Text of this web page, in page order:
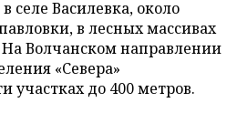
селе Василевка, около
в лесных массивах
На Волчанском направлении
«Севера»
участках до 400 метров.